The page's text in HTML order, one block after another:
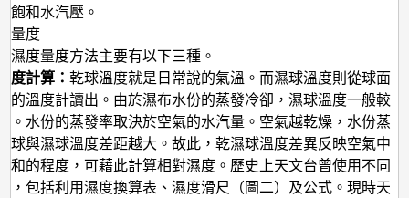
飽和水汽壓。
量度
濕度量度方法主要有以下三種。
度計算：乾球溫度就是日常說的氣溫。而濕球溫度則從球面
的溫度計讀出。由於濕布水份的蒸發冷卻，濕球溫度一般較
。水份的蒸發率取決於空氣的水汽量。空氣越乾燥，水份蒸
球與濕球溫度差距越大。故此，乾濕球溫度差異反映空氣中
和的程度，可藉此計算相對濕度。歷史上天文台曾使用不同
，包括利用濕度換算表、濕度滑尺（圖二）及公式。現時天